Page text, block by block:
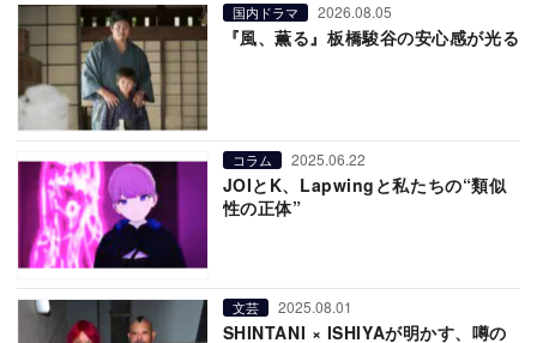
国内ドラマ 2026.08.05
『風、薫る』板橋駿谷の安心感が光る
コラム 2025.06.22
JOIとK、Lapwingと私たちの“類似
性の正体”
文芸 2025.08.01
SHINTANI × ISHIYAが明かす、噂の